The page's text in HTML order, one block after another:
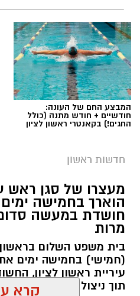
צילומים: משרד הבריאות
משרד הבריאות פרסם
במוצרי שיער נוספים
פיקוח שנערך בתשעה
ההחלקות".
האזהרה מתפרסמת לאחר
המבצע החם של העונה:
חודשיים + חודש מתנה (כולל
החגים!) בקאנטרי ראשון לציון
חדשות ראשון
מעצרו של סגן ראש
הוארך בחמישה
חושדת במעשה סדום
מרות
בית משפט השלום בראשון
(חמישי) בחמישה ימים
עיריית ראשון לציון,
תוך ניצול יחסי מרות